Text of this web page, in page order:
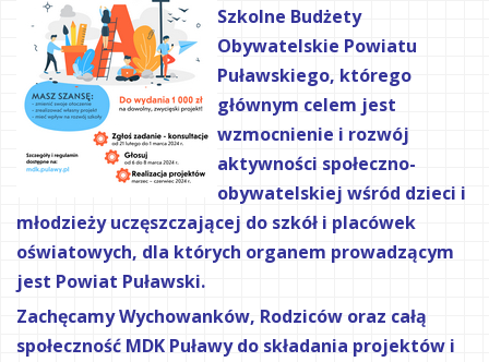
Szkolne Budżety
Obywatelskie Powiatu
Puławskiego, którego
głównym celem jest
wzmocnienie i rozwój
aktywności społeczno-
obywatelskiej wśród dzieci i
młodzieży uczęszczającej do szkół i placówek
oświatowych, dla których organem prowadzącym
jest Powiat Puławski.
Zachęcamy Wychowanków, Rodziców oraz całą
społeczność MDK Puławy do składania projektów i